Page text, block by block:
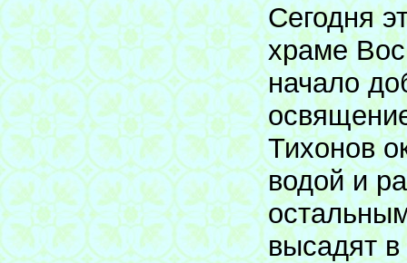
Сегодня
храме
начало
Тихонов
водой и
высадят